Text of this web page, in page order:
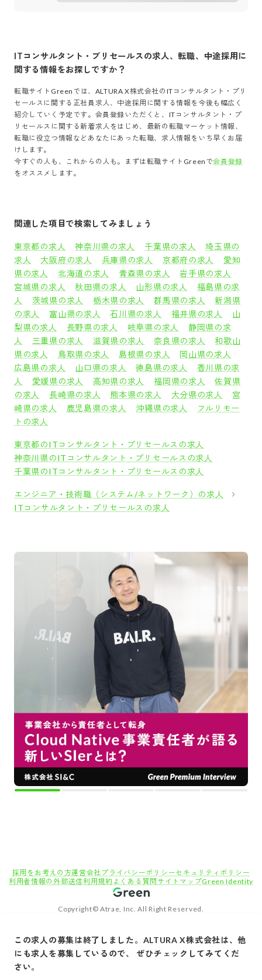
ITコンサルタント・プリセールスの求人、転職、中途採用に
関する情報をお探しですか？
転職サイトGreenでは、 ALTURA X株式会社 の ITコンサルタント・プリ
セールス に関する正社員求人、中途採用に関する情報を今後も幅広く
紹介していく予定です。会員登録いただくと、 ITコンサルタント・プ
リセールス に関する新着求人をはじめ、最新の転職マーケット情報、
転職に役立つ情報などあなたにあった転職、求人情報をいち早くお届
けします。
今すぐの人も、これからの人も。まずは転職サイトGreenで会員登録
をオススメします。
関連した項目で検索してみましょう
東京都の求人 神奈川県の求人 千葉県の求人
埼玉県の
求人
大阪府の求人 兵庫県の求人 京都府の求人
愛知
県の求人
北海道の求人 青森県の求人
岩手県の求人
宮城県の求人
秋田県の求人 山形県の求人
福島県の求
人
茨城県の求人 栃木県の求人 群馬県の求人
新潟県
の求人
富山県の求人 石川県の求人 福井県の求人
山
梨県の求人
長野県の求人 岐阜県の求人
静岡県の求
人
三重県の求人 滋賀県の求人 奈良県の求人
和歌山
県の求人
鳥取県の求人 島根県の求人
岡山県の求人
広島県の求人
山口県の求人 徳島県の求人
香川県の求
人
愛媛県の求人 高知県の求人 福岡県の求人
佐賀県
の求人
長崎県の求人 熊本県の求人 大分県の求人
宮
崎県の求人
鹿児島県の求人 沖縄県の求人
フルリモー
トの求人
東京都のITコンサルタント・プリセールスの求人
神奈川県のITコンサルタント・プリセールスの求人
千葉県のITコンサルタント・プリセールスの求人
エンジニア・技術職（システム/ネットワーク）の求人
ITコンサルタント・プリセールスの求人
この求人の募集は終了しました。 ALTURA X株式会社は、他
にも求人を募集しているので、 ぜひチェックしてみてくだ
さい。
採用をお考えの方運営会社 プライバシーポリシーセキュリティポリシー
利用者情報の外部送信利用規約 よくある質問 サイトマップGreen Identity
Copyright© Atrae, Inc. All Right Reserved.
【フルリモート｜プリセールス】“紙で終わる社会”をデータ基盤へ！次世代医療インフラ
を生み出すスタートアップのプリセールス